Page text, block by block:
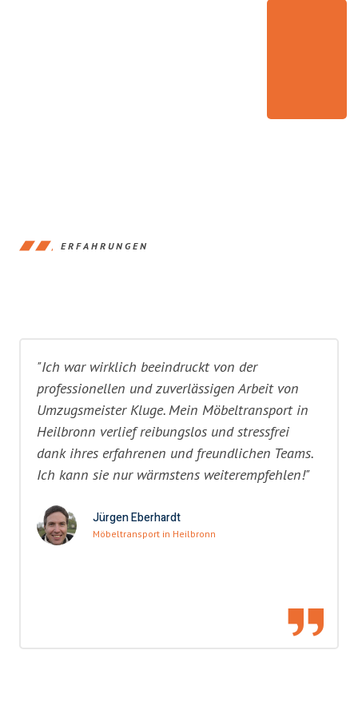
ERFAHRUNGEN
"Ich war wirklich beeindruckt von der
professionellen und zuverlässigen Arbeit von
Umzugsmeister Kluge. Mein Möbeltransport in
Heilbronn verlief reibungslos und stressfrei
dank ihres erfahrenen und freundlichen Teams.
Ich kann sie nur wärmstens weiterempfehlen!"
Jürgen Eberhardt
Möbeltransport in Heilbronn